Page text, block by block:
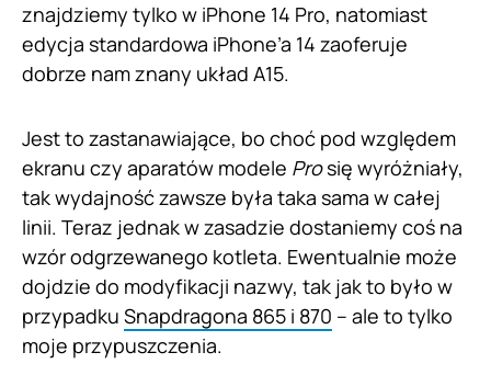
znajdziemy tylko w iPhone 14 Pro, natomiast
edycja standardowa iPhone’a 14 zaoferuje
dobrze nam znany układ A15.
Jest to zastanawiające, bo choć pod względem
ekranu czy aparatów modele Prosię wyróżniały,
tak wydajność zawsze była taka sama w całej
linii. Teraz jednak w zasadzie dostaniemy coś na
wzór odgrzewanego kotleta. Ewentualnie może
dojdzie do modyfikacji nazwy, tak jak to było w
przypadku Snapdragona 865 i 870 – ale to tylko
moje przypuszczenia.